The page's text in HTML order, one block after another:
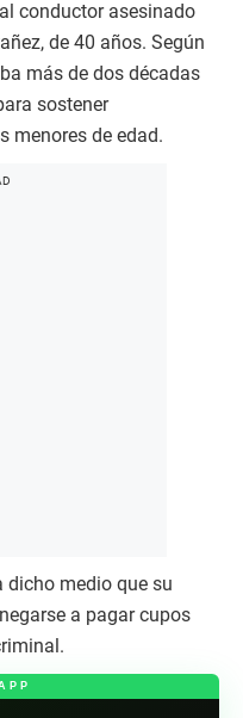
conductor asesinado
de 40 años. Según
más de dos décadas
sostener
menores de edad.
medio que su
a pagar cupos